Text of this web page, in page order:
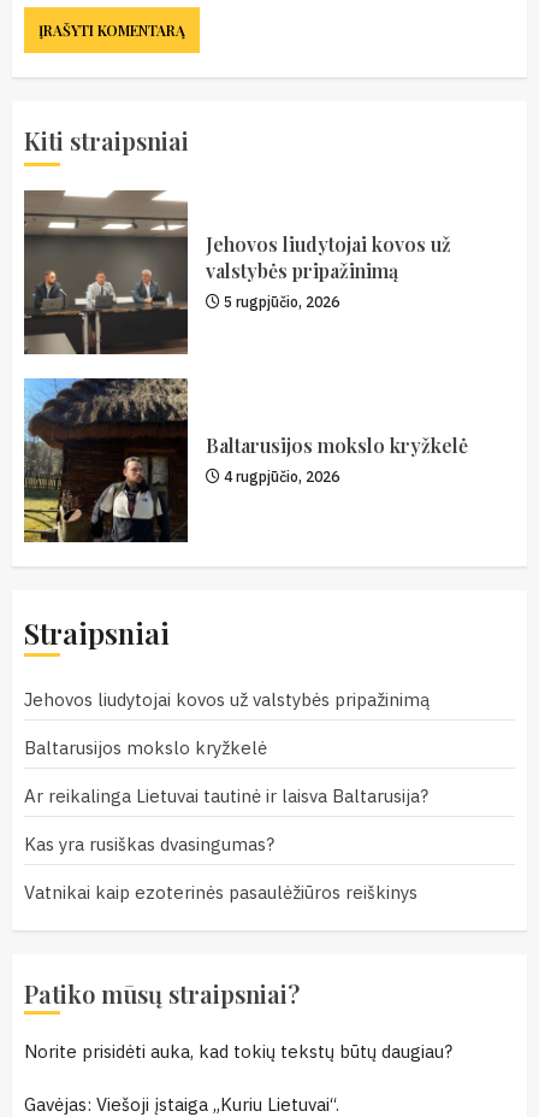
Kiti straipsniai
Jehovos liudytojai kovos už
valstybės pripažinimą
5 rugpjūčio, 2026
Baltarusijos mokslo kryžkelė
4 rugpjūčio, 2026
Straipsniai
Jehovos liudytojai kovos už valstybės pripažinimą
Baltarusijos mokslo kryžkelė
Ar reikalinga Lietuvai tautinė ir laisva Baltarusija?
Kas yra rusiškas dvasingumas?
Vatnikai kaip ezoterinės pasaulėžiūros reiškinys
Patiko mūsų straipsniai?
Norite prisidėti auka, kad tokių tekstų būtų daugiau?
Gavėjas: Viešoji įstaiga „Kuriu Lietuvai“.